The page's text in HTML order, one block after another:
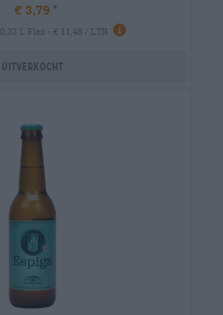
€ 3,79
0,33 L Fles - € 11,48 / LTR
Uitverkocht